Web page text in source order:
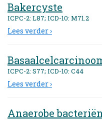
Bakercyste
ICPC-2: L87; ICD-10: M71.2
Lees verder ›
ICPC-2: S77; ICD-10: C44
Lees verder ›
Anaerobe